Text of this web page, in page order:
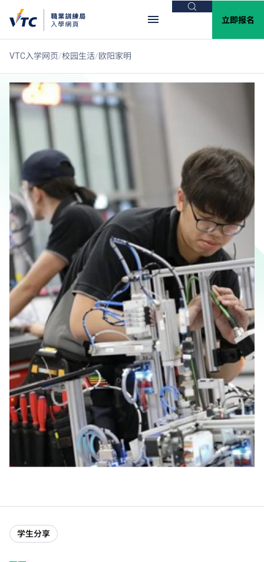
搜索
立即报名
VTC入学网页 校园生活 欧阳家明
学生分享